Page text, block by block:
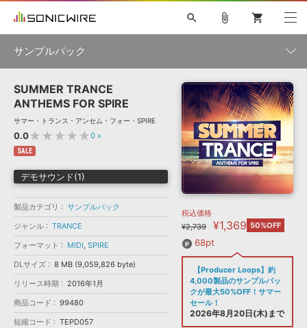
ソフト音源 »
プラグイン・エフェクト »
サンプルパック »
ソフトウェア／ツール »
DAW »
効果音 »
キャンペーン »
ニュースレター »
SONICWIREブログ »
製品サポート情報 »
DTMガイド »
FAQ »
お問い合わせ »
音楽カード
楽曲配信流通サービス
search
初音ミク NT 鏡音リン・レン V4X 巡音ルカ V4X
MEIKO V3
KAITO V3
VOCALOID TOONTRACK
SPITFIRE AUDIO
VIENNA
EZ DRUMMER 3 SERUM
ライセンスフリーBGM
ボーカル抜き出し
DUBSTEP
MUTANT
ROUTER.FM
SONOCA
ソフト音源 プラグイン・エフェクト
ソフトウェア／ツール 効果音
attach_file shopping_cart
サンプルパック
製品一覧
ジャンル
メーカー
フォーマット
ランキング
SUMMER TRANCE
ANTHEMS FOR SPIRE
サマー・トランス・アンセム・フォー・SPIRE
0.0★★★★★0 »
SALE
デモサウンド(1)
製品カテゴリ
サンプルパック
ジャンル
TRANCE
フォーマット
MIDI, SPIRE
DLサイズ
8 MB (9,059,826 byte)
リリース時期
2016年1月
商品コード
99480
短縮コード
TEPD057
税込価格
¥2,739
¥1,369 50%OFF
68pt
【Producer Loops】約
4,000製品のサンプルパッ
クが最大50%OFF！サマー
セール！
2026年8月20日(木)まで